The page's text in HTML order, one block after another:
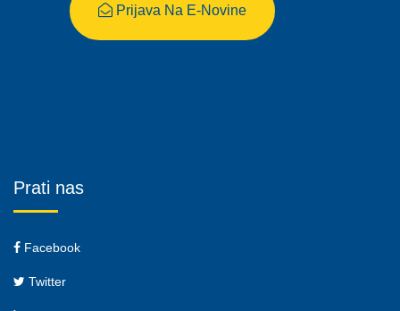
Prijava Na E-Novine
Prati nas
Facebook
Twitter